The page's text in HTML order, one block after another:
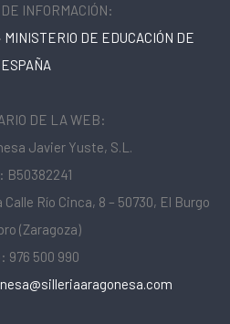
INFORMACIÓN:
· MINISTERIO DE EDUCACIÓN DE
ESPAÑA
DE LA WEB:
Javier Yuste, S.L.
B50382241
Río Cinca, 8 – 50730, El Burgo
(Zaragoza)
976 500 990